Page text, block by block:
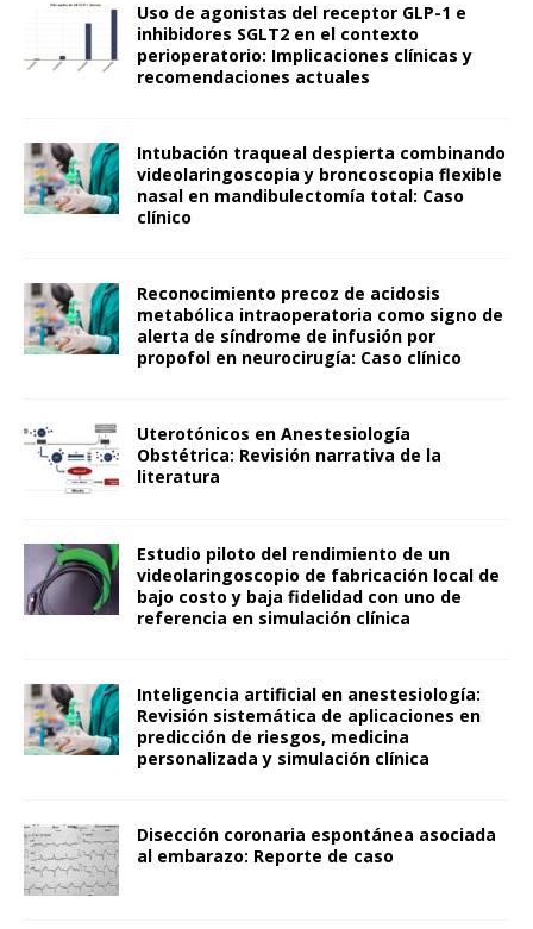
Uso de agonistas del receptor GLP-1 e
inhibidores SGLT2 en el contexto
perioperatorio: Implicaciones clínicas y
recomendaciones actuales
Intubación traqueal despierta combinando
videolaringoscopia y broncoscopia flexible
nasal en mandibulectomía total: Caso
clínico
Reconocimiento precoz de acidosis
metabólica intraoperatoria como signo de
alerta de síndrome de infusión por
propofol en neurocirugía: Caso clínico
Uterotónicos en Anestesiología
Obstétrica: Revisión narrativa de la
literatura
Estudio piloto del rendimiento de un
videolaringoscopio de fabricación local de
bajo costo y baja fidelidad con uno de
referencia en simulación clínica
Inteligencia artificial en anestesiología:
Revisión sistemática de aplicaciones en
predicción de riesgos, medicina
personalizada y simulación clínica
Disección coronaria espontánea asociada
al embarazo: Reporte de caso